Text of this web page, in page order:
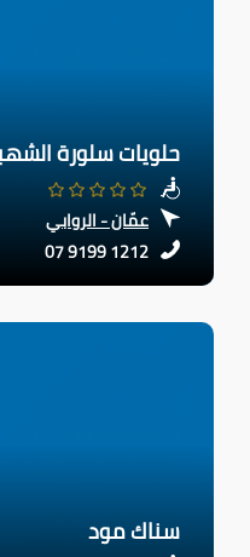
حلويات سلورة
عمّان - الروابي
07 9199 1212
سناك مود